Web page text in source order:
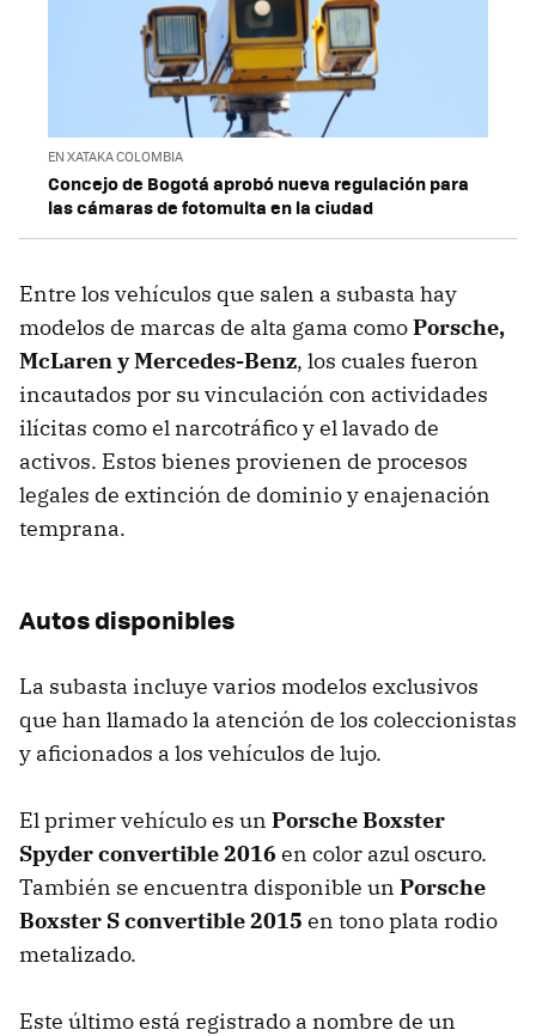
EN XATAKA COLOMBIA
Concejo de Bogotá aprobó nueva regulación para
las cámaras de fotomulta en la ciudad
Entre los vehículos que salen a subasta hay
modelos de marcas de alta gama comoPorsche,
McLaren y Mercedes-Benz, los cuales fueron
incautados por su vinculación con actividades
ilícitas como el narcotráfico y el lavado de
activos. Estos bienes provienen de procesos
legales de extinción de dominio y enajenación
temprana.
Autos disponibles
La subasta incluye varios modelos exclusivos
que han llamado la atención de los coleccionistas
y aficionados a los vehículos de lujo.
El primer vehículo es un Porsche Boxster
Spyder convertible 2016 en color azul oscuro.
También se encuentra disponible un Porsche
Boxster S convertible 2015 en tono plata rodio
metalizado.
Este último está registrado a nombre de un